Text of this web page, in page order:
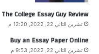
The College Essay Guy Review
تشرين الثاني 22, 2022, 12:20 م
Buy an Essay Paper Online
تشرين الثاني 22, 2022, 9:53 م